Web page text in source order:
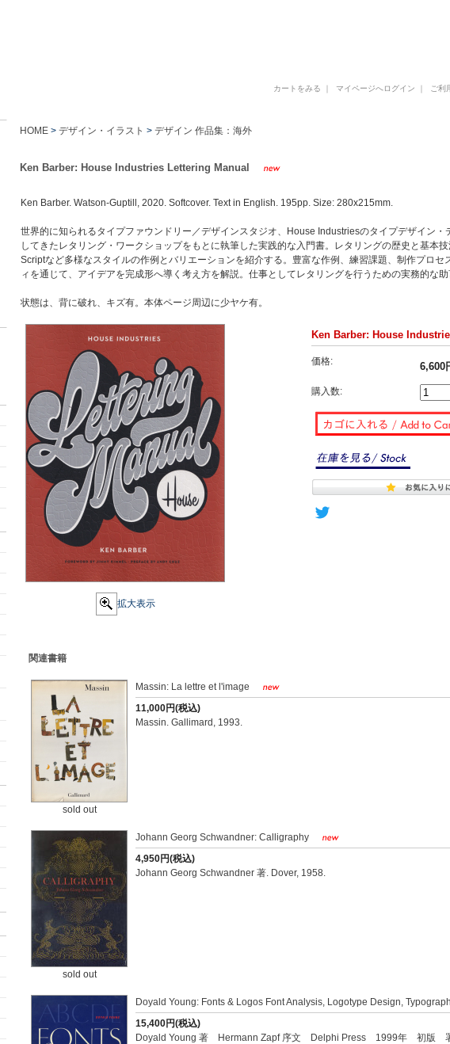
カートをみる マイページへログイン ご利
HOME > デザイン・イラスト > デザイン 作品集：海外
Ken Barber: House Industries Lettering Manual
Ken Barber. Watson-Guptill, 2020. Softcover. Text in English. 195pp. Size: 280x215mm.
世界的に知られるタイプファウンドリー／デザインスタジオ、House Industriesのタイプデザイン
してきたレタリング・ワークショップをもとに執筆した実践的な入門書。レタリングの歴史と基本
Scriptなど多様なスタイルの作例とバリエーションを紹介する。豊富な作例、練習課題、制作プロ
ィを通じて、アイデアを完成形へ導く考え方を解説。仕事としてレタリングを行うための実務的な助
状態は、背に破れ、キズ有。本体ページ周辺に少ヤケ有。
拡大表示
Ken Barber: House
価格: 6,600
購入数:
関連書籍
sold out
Massin: La lettre et l'image
11,000円(税込)
Massin. Gallimard, 1993.
sold out
Johann Georg Schwandner: Calligraphy
4,950円(税込)
Johann Georg Schwandner 著. Dover, 1958.
Doyald Young: Fonts & Logos Font Analysis, Logotype Design,
15,400円(税込)
Doyald Young 著 Hermann Zapf 序文 Delphi Press 1999年 初版